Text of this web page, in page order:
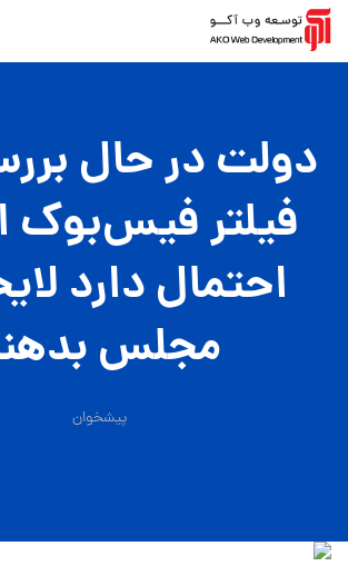
دولت در حال
فیلتر
احتمال دارد
مجلس
پیشخوان